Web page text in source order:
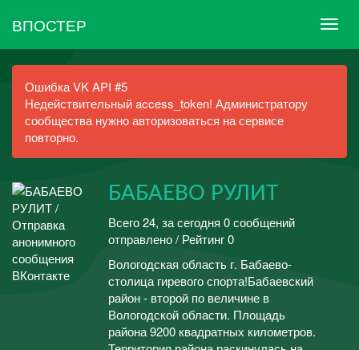
ВПОСТЕР
Ошибка VK API #5
Недействительный access_token! Администратору
сообщества нужно авторизоваться на сервисе
повторно.
БАБАЕВО РУЛИТ
Всего 24, за сегодня 0 сообщений
отправлено / Рейтинг 0
Вологодская область г. Бабаево-
столица гиревого спорта!Бабаевский
район - второй по величине в
Вологодской области. Площадь
района 9200 квадратных километров.